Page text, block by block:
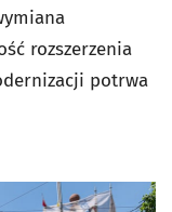
rozszerzenia
potrwa